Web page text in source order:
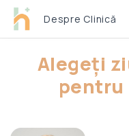
Despre Clinică
Alegeți
pentru